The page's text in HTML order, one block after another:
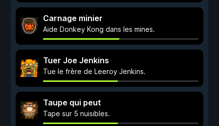
Carnage minier
Aide Donkey Kong dans les mines.
Tuer Joe Jenkins
Tue le frère de Leeroy Jenkins.
Taupe qui peut
Tape sur 5 nuisibles.